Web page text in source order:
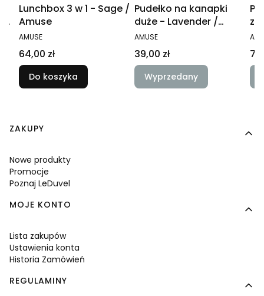
Lunchbox 3 w 1 - Sage /
Amuse
PRODUCENT
AMUSE
Cena
64,00 zł
Do koszyka
Pudełko na kanapki
duże - Lavender /
Amuse
PRODUCENT
AMUSE
Cena
39,00 zł
Wyprzedany
Linki w stopce
ZAKUPY
Nowe produkty
Promocje
Poznaj LeDuvel
MOJE KONTO
Lista zakupów
Ustawienia konta
Historia Zamówień
REGULAMINY